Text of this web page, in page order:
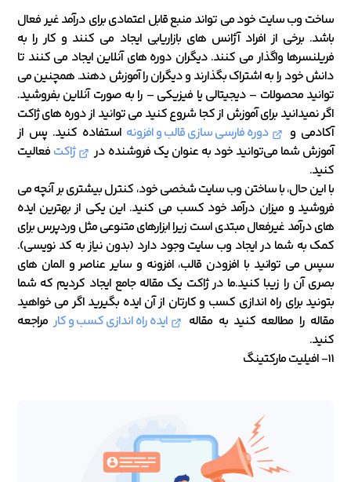
ساخت وب سایت خود می تواند منبع قابل اعتمادی برای درآمد غیر فعال
باشد. برخی از افراد آژانس های بازاریابی ایجاد می کنند و کار را به
فریلنسرها واگذار می کنند. دیگران دوره های آنلاین ایجاد می کنند تا
دانش خود را به اشتراک بگذارند و دیگران را آموزش دهند. همچنین می
توانید محصولات – دیجیتالی یا فیزیکی – را به صورت آنلاین بفروشید.
اگر نمیدانید برای آموزش از کجا شروع کنید می توانید از دوره های ژاکت
آکادمی و
دوره فارسی سازی قالب و افزونه استفاده کنید. پس از
آموزش شما می‌توانید خود به عنوان یک فروشنده در
ژاکت فعالیت
کنید.
با این حال، با ساختن وب سایت شخصی خود، کنترل بیشتری بر آنچه می
فروشید و میزان درآمد خود کسب می کنید. این یکی از بهترین ایده
های درآمد غیرفعال مبتدی است زیرا ابزارهای متنوعی مثل وردپرس برای
کمک به شما در ایجاد وب سایت وجود دارد (بدون نیاز به کد نویسی).
سپس می توانید با افزودن قالب، افزونه و سایر عناصر و المان های
بصری آن را زیبا کنید.ما در ژاکت یک مقاله جامع ایجاد کردیم که شما
بتونید برای راه اندازی کسب و کارتان از آن ایده بگیرید اگر می خواهید
مقاله را مطالعه کنید به مقاله
ایده راه اندازی کسب و کارمراجعه
کنید.
11- افیلیت مارکتینگ